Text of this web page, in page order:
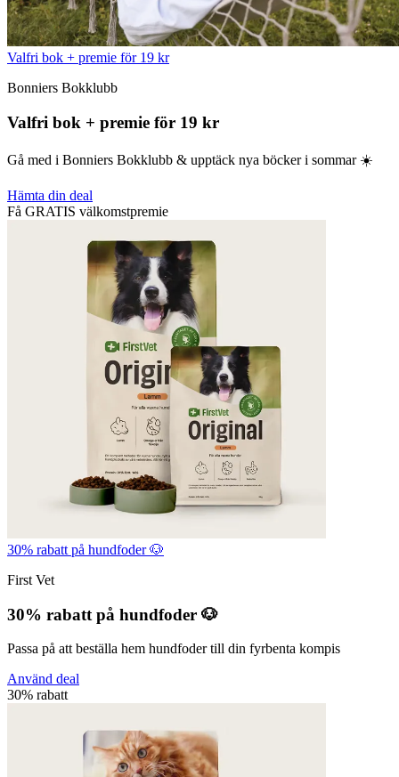
Valfri bok + premie för 19 kr
Bonniers Bokklubb
Valfri bok + premie för 19 kr
Gå med i Bonniers Bokklubb & upptäck nya böcker i sommar ☀️
Hämta din deal
Få GRATIS välkomstpremie
30% rabatt på hundfoder 🐶
First Vet
30% rabatt på hundfoder 🐶
Passa på att beställa hem hundfoder till din fyrbenta kompis
Använd deal
30% rabatt